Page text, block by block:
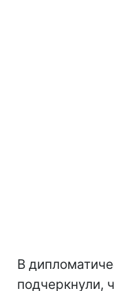
В
подчеркнули,